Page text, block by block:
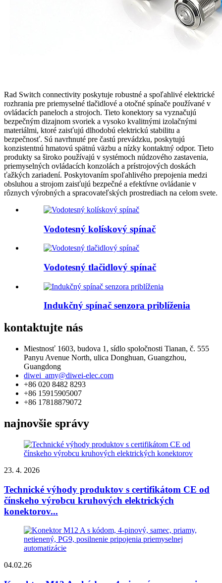
Rad Switch connectivity poskytuje robustné a spoľahlivé elektrické
rozhrania pre priemyselné tlačidlové a otočné spínače používané v
ovládacích paneloch a strojoch. Tieto konektory sa vyznačujú
bezpečným dizajnom svoriek a vysoko kvalitnými izolačnými
materiálmi, ktoré zaisťujú dlhodobú elektrickú stabilitu a
bezpečnosť. Sú navrhnuté pre častú prevádzku, poskytujú
konzistentnú hmatovú spätnú väzbu a nízky kontaktný odpor. Tieto
produkty sa široko používajú v systémoch núdzového zastavenia,
priemyselných ovládacích konzolách a prístrojových doskách
ťažkých zariadení. Poskytovaním spoľahlivého prepojenia medzi
obsluhou a strojom zaisťujú bezpečné a efektívne ovládanie v
rôznych výrobných a spracovateľských prostrediach na celom svete.
Vodotesný kolískový spínač
Vodotesný tlačidlový spínač
Indukčný spínač senzora priblíženia
kontaktujte nás
Miestnosť 1603, budova 1, sídlo spoločnosti Tianan, č. 555
Panyu Avenue North, ulica Donghuan, Guangzhou,
Guangdong
diwei_amy@diwei-elec.com
+86 020 8482 8293
+86 15915905007
+86 17818879072
najnovšie správy
23. 4. 2026
Technické výhody produktov s certifikátom CE od
čínskeho výrobcu kruhových elektrických
konektorov...
04.02.26